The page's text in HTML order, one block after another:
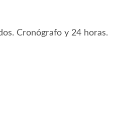
Cronógrafo y 24 horas.